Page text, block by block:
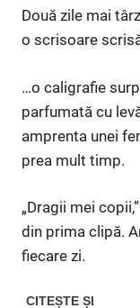
Două zile mai
o scrisoare
…o caligrafie
parfumată cu
amprenta unei
prea mult timp.
„Dragii mei
din prima clipă.
fiecare zi.